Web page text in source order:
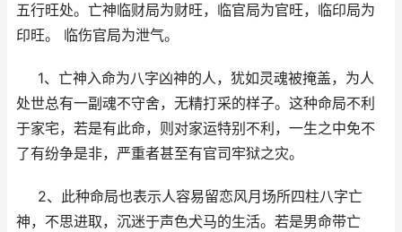
五行旺处。亡神临财局为财旺，临官局为官旺，临印局为
印旺。 临伤官局为泄气。
1、亡神入命为八字凶神的人，犹如灵魂被掩盖，为人
处世总有一副魂不守舍，无精打采的样子。这种命局不利
于家宅，若是有此命，则对家运特别不利，一生之中免不
了有纷争是非，严重者甚至有官司牢狱之灾。
2、此种命局也表示人容易留恋风月场所四柱八字亡
神，不思进取，沉迷于声色犬马的生活。若是男命带亡